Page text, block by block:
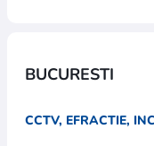
BUCURESTI
CCTV, EFRACTIE,